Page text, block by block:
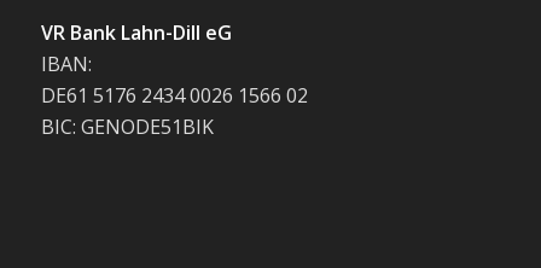
VR Bank Lahn-Dill eG
IBAN:
DE61 5176 2434 0026 1566 02
BIC: GENODE51BIK